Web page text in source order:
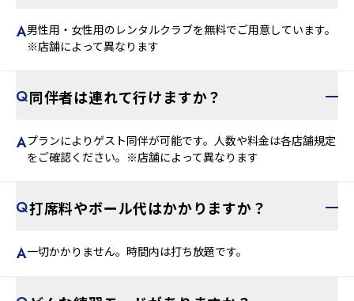
男性用・女性用のレンタルクラブを無料でご用意しています。
※店舗によって異なります
同伴者は連れて行けますか？
プランによりゲスト同伴が可能です。人数や料金は各店舗規定
をご確認ください。※店舗によって異なります
打席料やボール代はかかりますか？
一切かかりません。時間内は打ち放題です。